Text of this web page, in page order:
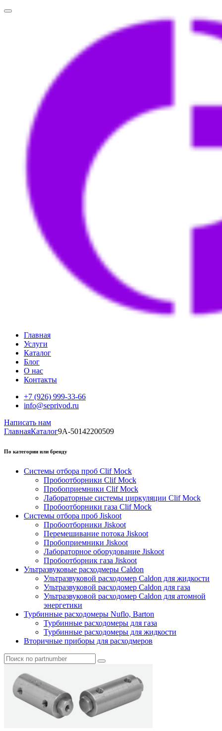
Главная
Услуги
Каталог
Блог
О нас
Контакты
+7 (926) 999-33-66
info@seprivod.ru
Написать нам
ГлавнаяКаталог9A-50142200509
По категории или бренду
Системы отбора проб Clif Mock
Пробоотборники Clif Mock
Пробоприемники Clif Mock
Лабораторные системы циркуляции Clif Mock
Пробоотборники газа Clif Mock
Системы отбора проб Jiskoot
Пробоотборники Jiskoot
Перемешивание потока Jiskoot
Пробоприемники Jiskoot
Лабораторное оборудование Jiskoot
Пробоотборник газа Jiskoot
Ультразвуковые расходмеры Caldon
Ультразвуковой расходомер Caldon для жидкости
Ультразвуковой расходомер Caldon для газа
Ультразвуковой расходомер Caldon для атомной
энергетики
Турбинные расходомеры Nuflo, Barton
Турбинные расходомеры для газа
Турбинные расходомеры для жидкости
Вторичные приборы для расходмеров